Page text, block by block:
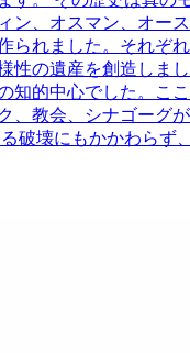
ン、オスマン、オー
られました。それぞ
性の遺産を創造しま
知的中心でした。こ
、教会、シナゴーグ
破壊にもかかわらず